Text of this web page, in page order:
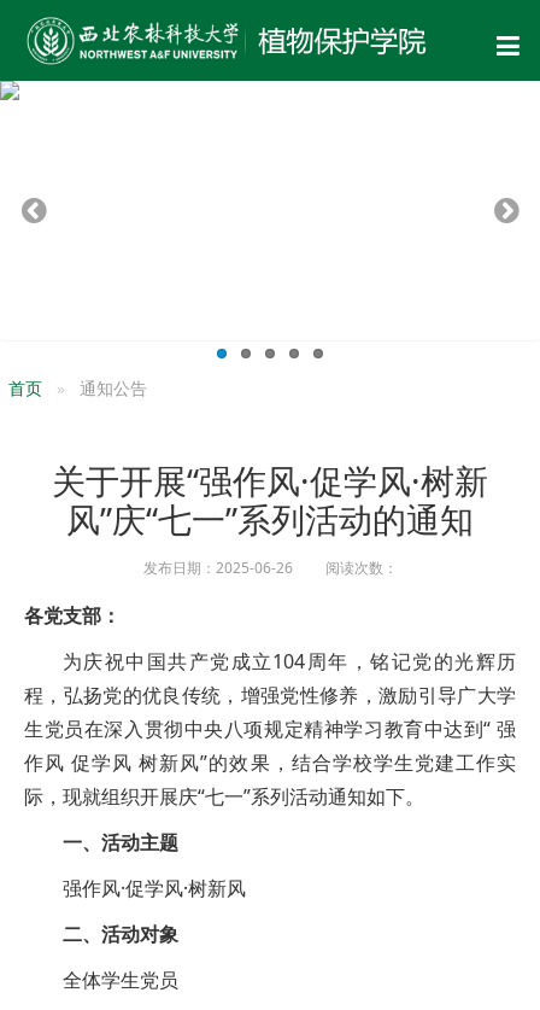
首页 通知公告
关于开展“强作风·促学风·树新
风”庆“七一”系列活动的通知
发布日期：2025-06-26 阅读次数：
各党支部：
为庆祝中国共产党成立104周年，铭记党的光辉历
程，弘扬党的优良传统，增强党性修养，激励引导广大学
生党员在深入贯彻中央八项规定精神学习教育中达到“ 强
作风 促学风 树新风”的效果，结合学校学生党建工作实
际，现就组织开展庆“七一”系列活动通知如下。
一、活动主题
强作风·促学风·树新风
二、活动对象
全体学生党员